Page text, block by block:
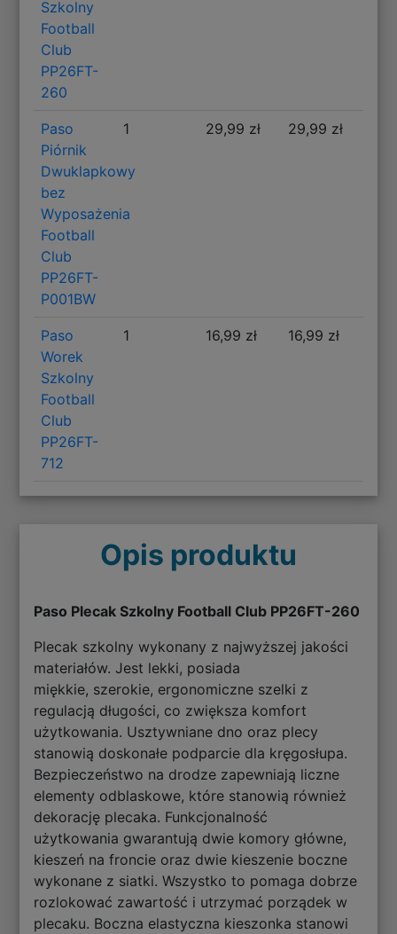
Szkolny
Football
Club
PP26FT-
260
Paso
Piórnik
Dwuklapkowy
bez
Wyposażenia
Football
Club
PP26FT-
P001BW
1 29,99 zł 29,99 zł
Paso
Worek
Szkolny
Football
Club
PP26FT-
712
1 16,99 zł 16,99 zł
Opis produktu
Paso Plecak Szkolny Football Club PP26FT-260
Plecak szkolny wykonany z najwyższej jakości
materiałów. Jest lekki, posiada
miękkie, szerokie, ergonomiczne szelki z
regulacją długości, co zwiększa komfort
użytkowania. Usztywniane dno oraz plecy
stanowią doskonałe podparcie dla kręgosłupa.
Bezpieczeństwo na drodze zapewniają liczne
elementy odblaskowe, które stanowią również
dekorację plecaka. Funkcjonalność
użytkowania gwarantują dwie komory główne,
kieszeń na froncie oraz dwie kieszenie boczne
wykonane z siatki. Wszystko to pomaga dobrze
rozlokować zawartość i utrzymać porządek w
plecaku. Boczna elastyczna kieszonka stanowi